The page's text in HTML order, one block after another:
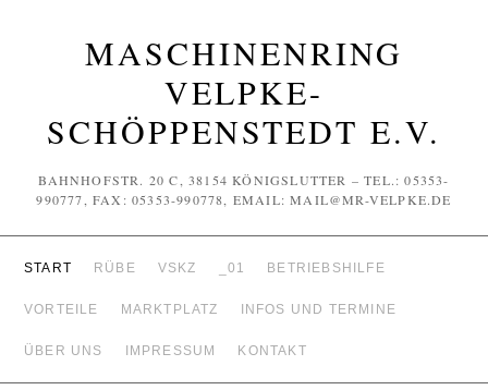
MASCHINENRING
VELPKE-
SCHÖPPENSTEDT E.V.
BAHNHOFSTR. 20 C, 38154 KÖNIGSLUTTER – TEL.: 05353-
990777, FAX: 05353-990778, EMAIL: MAIL@MR-VELPKE.DE
START RÜBE VSKZ _01 BETRIEBSHILFE
VORTEILE MARKTPLATZ INFOS UND TERMINE
ÜBER UNS IMPRESSUM KONTAKT